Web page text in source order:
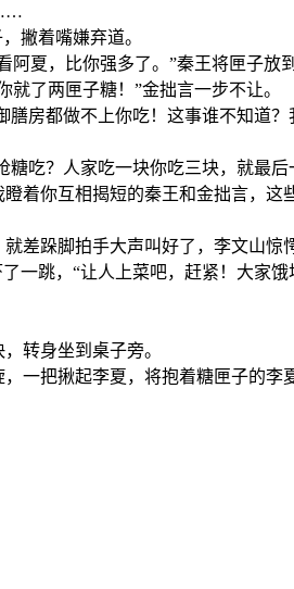
撇着嘴嫌弃道。
夏，比你强多了。”秦王将匣子放
了两匣子糖！”金拙言一步不让。
房都做不上你吃！这事谁不知道
吃？人家吃一块你吃三块，就最
着你互相揭短的秦王和金拙言，这
差跺脚拍手大声叫好了，李文山
一跳，“让人上菜吧，赶紧！大家饿
转身坐到桌子旁。
一把揪起李夏，将抱着糖匣子的李